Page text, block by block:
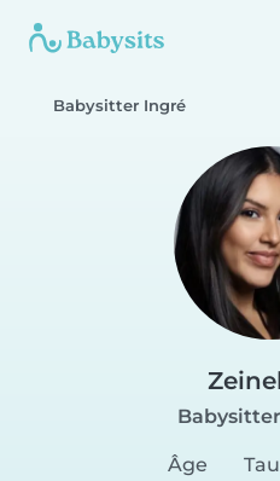
Babysitter Ingré
Âge